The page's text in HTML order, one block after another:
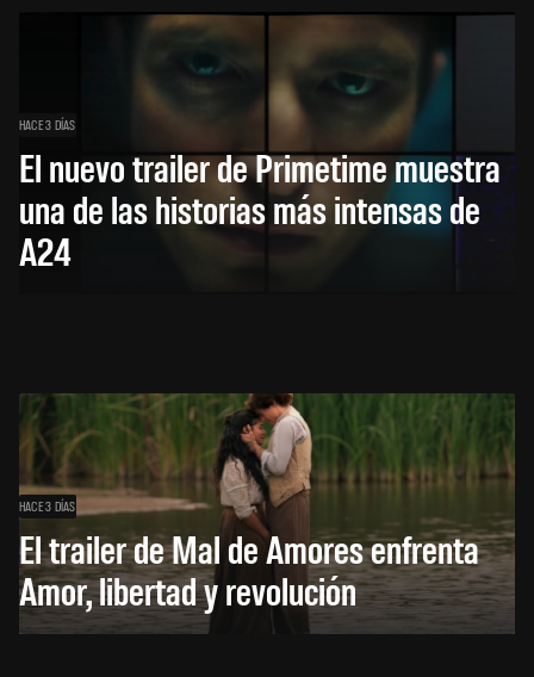
HACE 3 DÍAS
El nuevo trailer de Primetime muestra
una de las historias más intensas de
A24
HACE 3 DÍAS
El trailer de Mal de Amores enfrenta
Amor, libertad y revolución